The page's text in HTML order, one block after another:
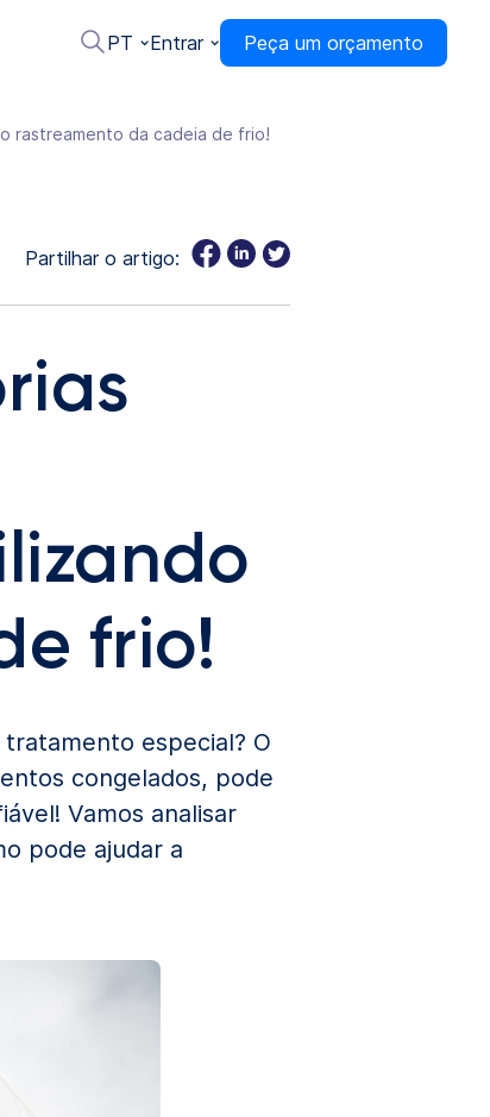
PT Entrar Peça um orçamento
rastreamento da cadeia de frio!
Partilhar o artigo:
frio!
especial? O
congelados, pode
Vamos analisar
pode ajudar a